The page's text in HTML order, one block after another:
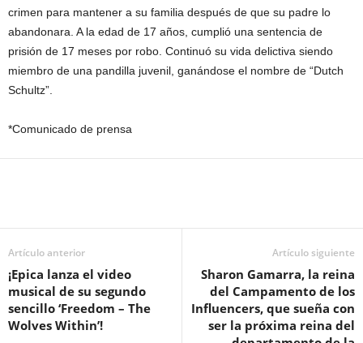
crimen para mantener a su familia después de que su padre lo
abandonara. A la edad de 17 años, cumplió una sentencia de
prisión de 17 meses por robo. Continuó su vida delictiva siendo
miembro de una pandilla juvenil, ganándose el nombre de “Dutch
Schultz”.
*Comunicado de prensa
Artículo anterior
¡Epica lanza el video
musical de su segundo
sencillo ‘Freedom – The
Wolves Within’!
Artículo siguiente
Sharon Gamarra, la reina
del Campamento de los
Influencers, que sueña con
ser la próxima reina del